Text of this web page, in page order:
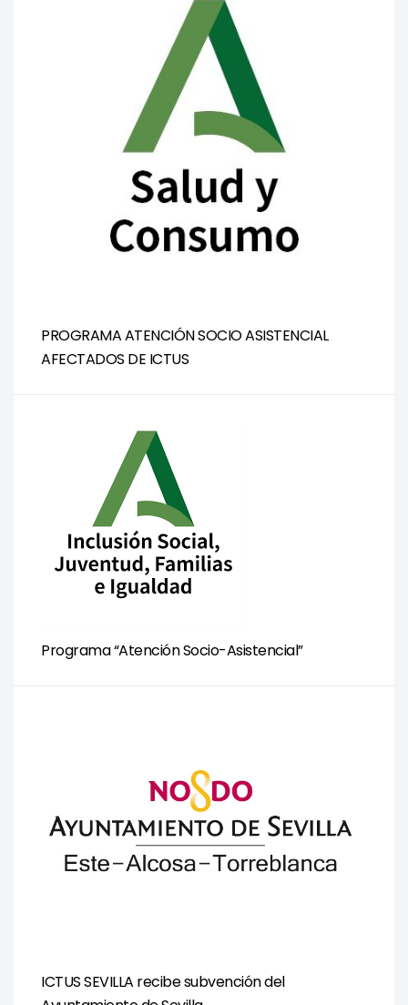
PROGRAMA ATENCIÓN SOCIO ASISTENCIAL
AFECTADOS DE ICTUS
Programa “Atención Socio-Asistencial”
ICTUS SEVILLA recibe subvención del